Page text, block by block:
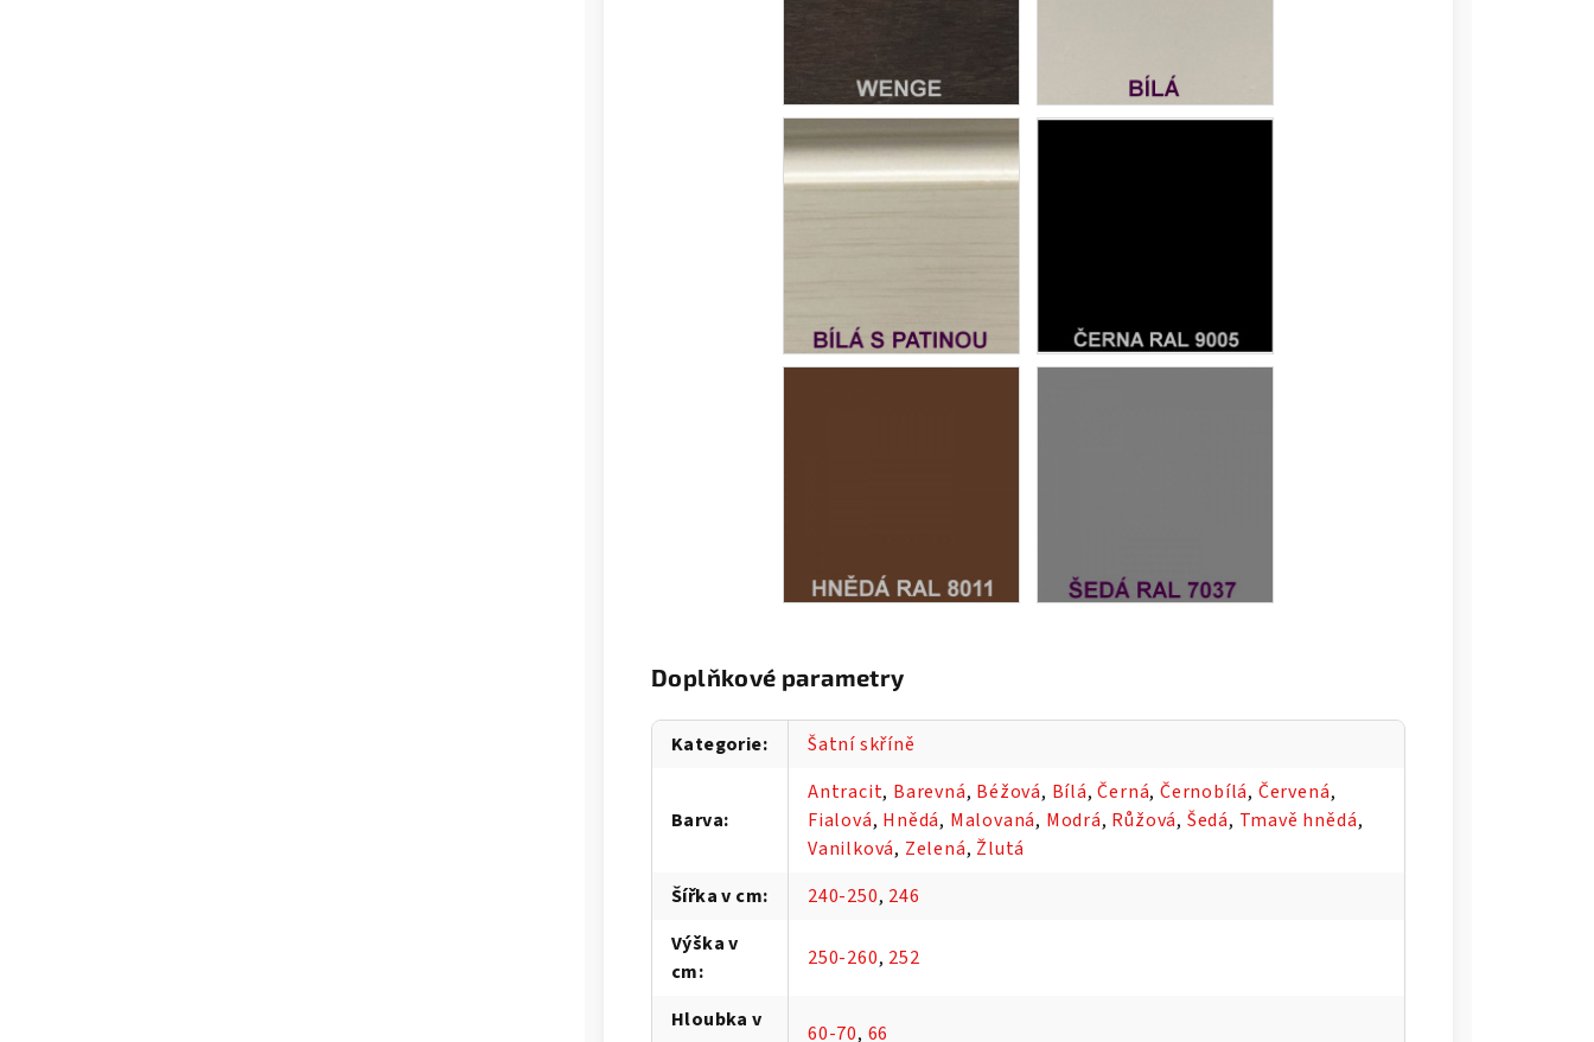
Doplňkové parametry
Kategorie: Šatní skříně
Barva:
Antracit, Barevná, Béžová, Bílá,Černá,Černobílá, Červená,
Fialová, Hnědá, Malovaná, Modrá, Růžová, Šedá, Tmavě hnědá,
Vanilková, Zelená, Žlutá
Šířka v cm: 240-250, 246
Výška v
cm:
250-260, 252
Hloubka v
60-70, 66